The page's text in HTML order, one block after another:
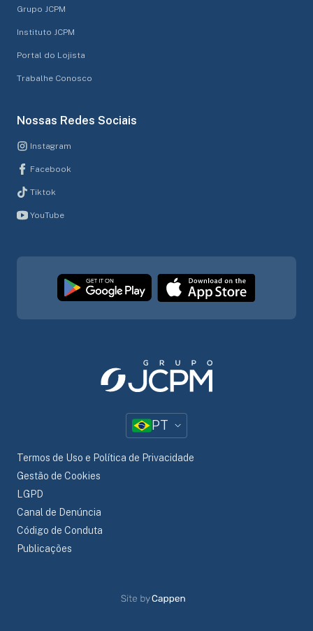
Grupo JCPM
Instituto JCPM
Portal do Lojista
Trabalhe Conosco
Nossas Redes Sociais
Instagram
Facebook
Tiktok
YouTube
PT
Termos de Uso e Política de Privacidade
Gestão de Cookies
LGPD
Canal de Denúncia
Código de Conduta
Publicações